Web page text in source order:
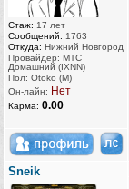
Стаж: 17 лет
Сообщений: 1763
Откуда: Нижний Новгород
Провайдер: МТС
Домашний (IXNN)
Пол: Otoko (M)
Он-лайн: Нет
Карма: 0.00
Sneik